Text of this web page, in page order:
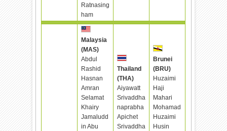
Ratnasing
ham
Malaysia
(MAS)
Abdul
Rashid
Hasnan
Amran
Selamat
Khairy
Jamaludd
in Abu
Thailand
(THA)
Aiyawatt
Srivaddha
naprabha
Apichet
Srivaddha
Brunei
(BRU)
Huzaimi
Haji
Mahari
Mohamad
Huzaimi
Husin